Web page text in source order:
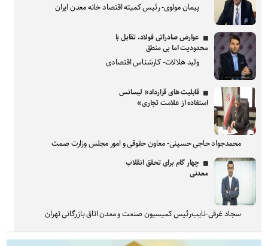
پیمان مولوی- رئیس کمیته اقتصاد خانه معدن ایران
عوارض صادراتی فولاد، تقابل با
محدودیت اما بی منطق
ولید هلالات- کارشناس اقتصادی
قابلیت های قرارداد« لیسانس
استفاده از علامت تجاری»
محمدجواد حاجی حسینی- معاون حقوقی و امور مجلس وزارت صمت
چهار گام برای تحقق انقلاب
معدنی
سجاد غرقی-نایب‌رئیس کمیسیون صنعت و معدن اتاق بازرگانی تهران